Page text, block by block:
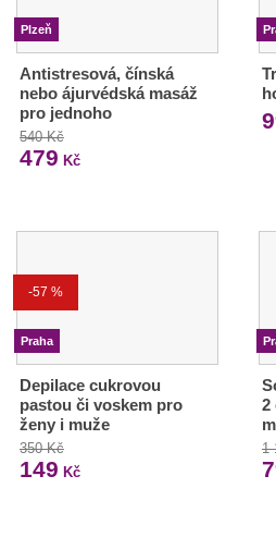
Plzeň
Antistresová, čínská
nebo ájurvédská masáž
pro jednoho
540 Kč
479 Kč
-57 %
Praha
Depilace cukrovou
pastou či voskem pro
ženy i muže
350 Kč
149 Kč
2
1